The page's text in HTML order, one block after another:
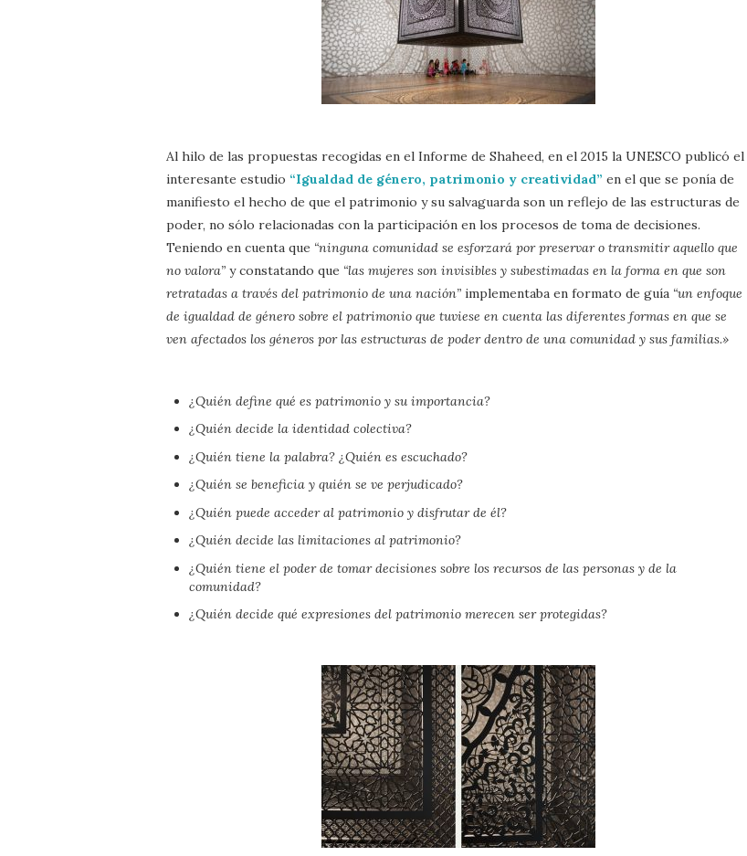
Al hilo de las propuestas recogidas en el Informe de Shaheed, en el 2015 la UNESCO publicó el
interesante estudio “Igualdad de género, patrimonio y creatividad” en el que se ponía de
manifiesto el hecho de que el patrimonio y su salvaguarda son un reflejo de las estructuras de
poder, no sólo relacionadas con la participación en los procesos de toma de decisiones.
Teniendo en cuenta que “ninguna comunidad se esforzará por preservar o transmitir aquello que
no valora” y constatando que “las mujeres son invisibles y subestimadas en la forma en que son
retratadas a través del patrimonio de una nación” implementaba en formato de guía “un enfoque
de igualdad de género sobre el patrimonio que tuviese en cuenta las diferentes formas en que se
ven afectados los géneros por las estructuras de poder dentro de una comunidad y sus familias.»
¿Quién define qué es patrimonio y su importancia?
¿Quién decide la identidad colectiva?
¿Quién tiene la palabra? ¿Quién es escuchado?
¿Quién se beneficia y quién se ve perjudicado?
¿Quién puede acceder al patrimonio y disfrutar de él?
¿Quién decide las limitaciones al patrimonio?
¿Quién tiene el poder de tomar decisiones sobre los recursos de las personas y de la
comunidad?
¿Quién decide qué expresiones del patrimonio merecen ser protegidas?